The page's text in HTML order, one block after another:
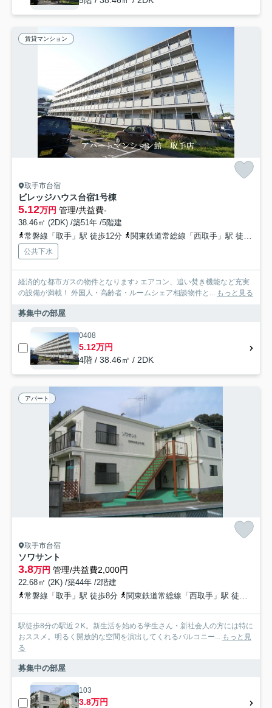
賃貸マンション
取手市台宿
ビレッジハウス台宿1号棟
5.12万円 管理/共益費-
38.46㎡ (2DK) /築51年 /5階建
常磐線「取手」駅 徒歩12分
関東鉄道常総線「西取手」駅 徒歩27分
公共下水
経済的な都市ガスの物件となります♪ エアコン、追い焚き機能など充実
の設備が満載！ 外国人・高齢者・ルームシェア相談物件と... もっと見る
募集中の部屋
0408
5.12万円
4階 / 38.46㎡ / 2DK
アパート
取手市台宿
ソワサント
3.8万円 管理/共益費2,000円
22.68㎡ (2K) /築44年 /2階建
常磐線「取手」駅 徒歩8分
関東鉄道常総線「西取手」駅 徒歩28分
駅徒歩8分の駅近２K。新生活を始める学生さん・新社会人の方には特に
おススメ。明るく開放的な空間を演出してくれるバルコニー... もっと見
る
募集中の部屋
103
3.8万円